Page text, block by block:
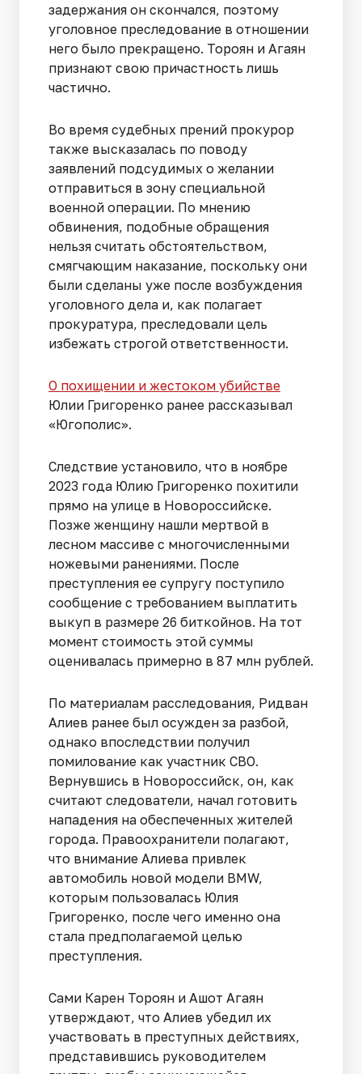
задержания он скончался, поэтому
уголовное преследование в отношении
него было прекращено. Тороян и Агаян
признают свою причастность лишь
частично.
Во время судебных прений прокурор
также высказалась по поводу
заявлений подсудимых о желании
отправиться в зону специальной
военной операции. По мнению
обвинения, подобные обращения
нельзя считать обстоятельством,
смягчающим наказание, поскольку они
были сделаны уже после возбуждения
уголовного дела и, как полагает
прокуратура, преследовали цель
избежать строгой ответственности.
О похищении и жестоком убийстве
Юлии Григоренко ранее рассказывал
«Югополис».
Следствие установило, что в ноябре
2023 года Юлию Григоренко похитили
прямо на улице в Новороссийске.
Позже женщину нашли мертвой в
лесном массиве с многочисленными
ножевыми ранениями. После
преступления ее супругу поступило
сообщение с требованием выплатить
выкуп в размере 26 биткойнов. На тот
момент стоимость этой суммы
оценивалась примерно в 87 млн рублей.
По материалам расследования, Ридван
Алиев ранее был осужден за разбой,
однако впоследствии получил
помилование как участник СВО.
Вернувшись в Новороссийск, он, как
считают следователи, начал готовить
нападения на обеспеченных жителей
города. Правоохранители полагают,
что внимание Алиева привлек
автомобиль новой модели BMW,
которым пользовалась Юлия
Григоренко, после чего именно она
стала предполагаемой целью
преступления.
Сами Карен Тороян и Ашот Агаян
утверждают, что Алиев убедил их
участвовать в преступных действиях,
представившись руководителем